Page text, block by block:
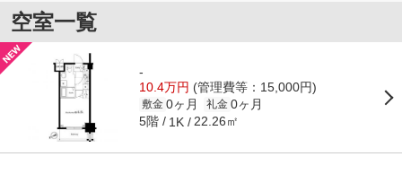
空室一覧
-
10.4万円 (管理費等：15,000円)
敷金 0ヶ月 礼金 0ヶ月
5階 1K 22.26㎡